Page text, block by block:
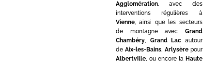
Agglomération, avec des
interventions régulières à
Vienne, ainsi que les secteurs
de montagne avec Grand
Chambéry, Grand Lac autour
de Aix-les-Bains, Arlysèrepour
Albertville, ou encore la Haute